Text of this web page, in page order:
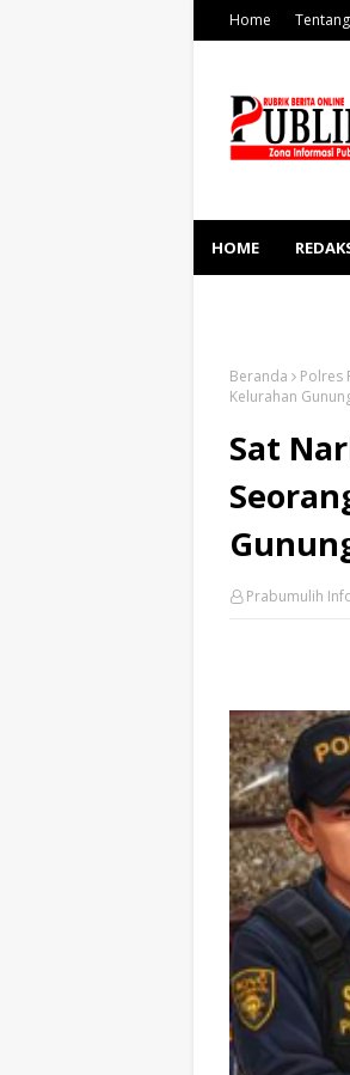
Home
HOME
Beranda Polres
Kelurahan
Sat
Prabumulih